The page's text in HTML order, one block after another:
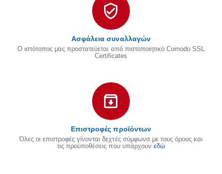
Ασφάλεια συναλλαγών
Ο ιστότοπος μας προστατεύεται από πιστοποιητικό Comodo SSL
Certificates
Επιστροφές προϊόντων
Όλες οι επιστροφές γίνονται δεχτές σύμφωνα με τους όρους και
τις προϋποθέσεις που υπάρχουν εδώ